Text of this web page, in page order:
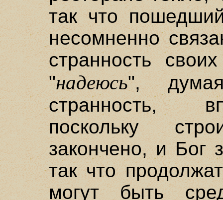
так что
несомненно
странность
"надеюсь",
странность,
поскольку
закончено, и Бог
так что
могут быть